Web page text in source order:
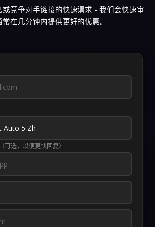
或竞争对手链接的快速请求 - 我们会快速审
常在几分钟内提供更好的优惠。
（可选，以便更快回复）